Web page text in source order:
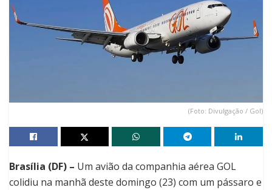
(Foto: Divulgação / Gol)
Brasília (DF) – Um avião da companhia aérea GOL
colidiu na manhã deste domingo (23) com um pássaro e